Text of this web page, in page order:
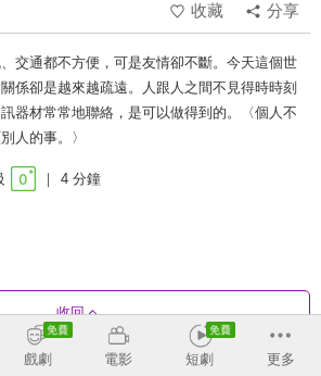
收藏
分享
交通都不方便，可是友情卻不斷。今天這個世
係卻是越來越疏遠。人跟人之間不見得時時刻
器材常常地聯絡，是可以做得到的。〈個人不
人的事。〉
4 分鐘
收回
戲劇 電影 短劇 更多